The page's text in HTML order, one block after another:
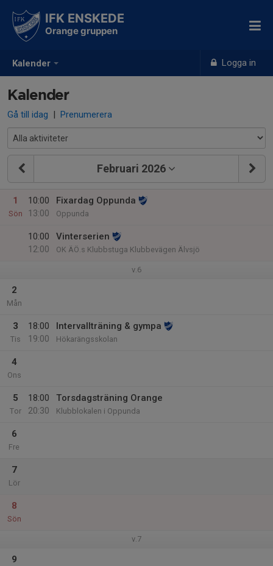
Kalender Logga in
IFK ENSKEDE
Orange gruppen
Kalender
Gå till idag | Prenumerera
Februari 2026
1
Sön
10:00
13:00
Fixardag Oppunda
Oppunda
10:00
12:00
Vinterserien
OK ÄÖ.s Klubbstuga Klubbevägen Älvsjö
v.6
2
Mån
3
Tis
18:00
19:00
Intervallträning & gympa
Hökarängsskolan
4
Ons
5
Tor
18:00
20:30
Torsdagsträning Orange
Klubblokalen i Oppunda
6
Fre
7
Lör
8
Sön
v.7
9